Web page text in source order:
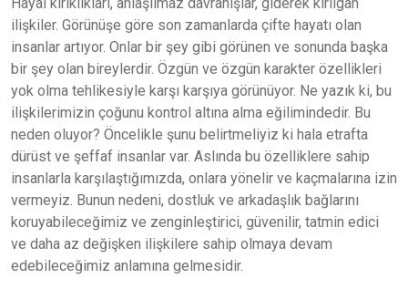
ilişkiler. Görünüşe göre son zamanlarda çifte hayatı olan
insanlar artıyor. Onlar bir şey gibi görünen ve sonunda başka
bir şey olan bireylerdir. Özgün ve özgün karakter özellikleri
yok olma tehlikesiyle karşı karşıya görünüyor. Ne yazık ki, bu
ilişkilerimizin çoğunu kontrol altına alma eğilimindedir. Bu
neden oluyor? Öncelikle şunu belirtmeliyiz ki hala etrafta
dürüst ve şeffaf insanlar var. Aslında bu özelliklere sahip
insanlarla karşılaştığımızda, onlara yönelir ve kaçmalarına izin
vermeyiz. Bunun nedeni, dostluk ve arkadaşlık bağlarını
koruyabileceğimiz ve zenginleştirici, güvenilir, tatmin edici
ve daha az değişken ilişkilere sahip olmaya devam
edebileceğimiz anlamına gelmesidir.